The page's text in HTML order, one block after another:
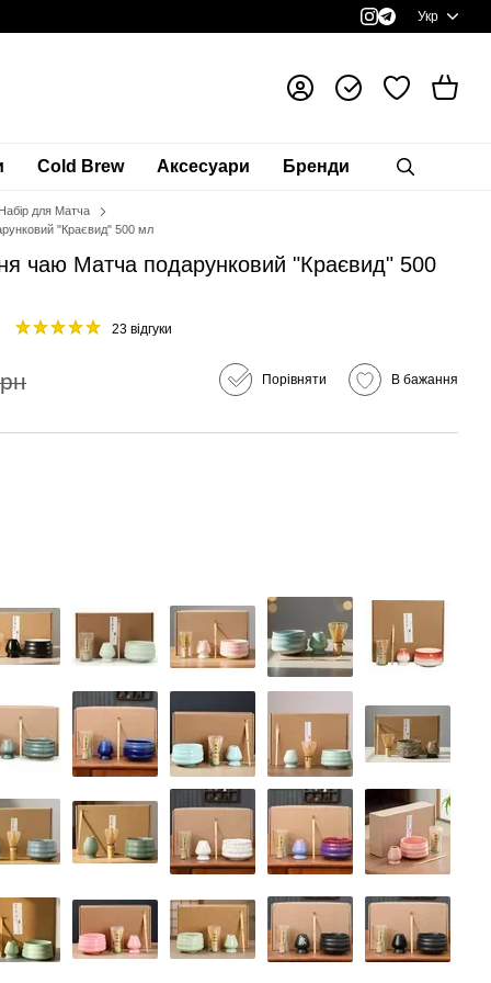
Укр
Cold Brew Аксесуари Бренди
Набір для Матча
"Краєвид" 500 мл
чаю Матча подарунковий "Краєвид" 500
23 відгуки
Порівняти В бажання